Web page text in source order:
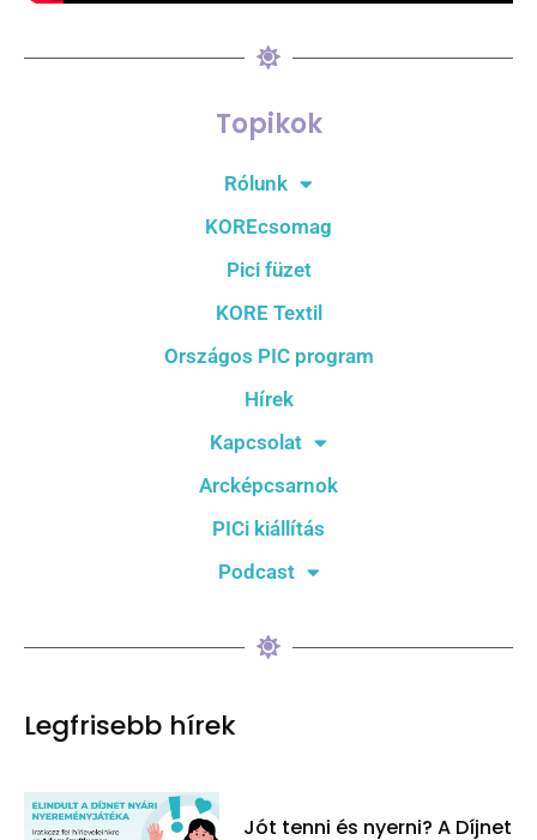
Topikok
Rólunk
KOREcsomag
Pici füzet
KORE Textil
Országos PIC program
Hírek
Kapcsolat
Arcképcsarnok
PICi kiállítás
Podcast
Legfrisebb hírek
Jót tenni és nyerni? A Díjnet